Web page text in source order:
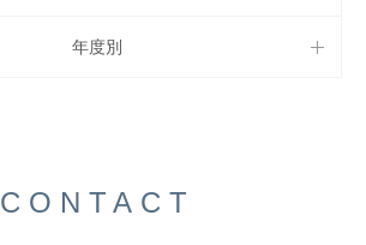
年度別
CONTACT